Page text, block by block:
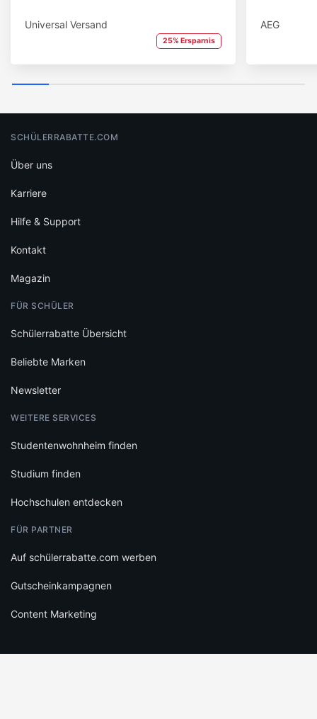
Universal Versand
25% Ersparnis
AEG
SCHÜLERRABATTE.COM
Über uns
Karriere
Hilfe & Support
Kontakt
Magazin
FÜR SCHÜLER
Schülerrabatte Übersicht
Beliebte Marken
Newsletter
WEITERE SERVICES
Studentenwohnheim finden
Studium finden
Hochschulen entdecken
FÜR PARTNER
Auf schülerrabatte.com werben
Gutscheinkampagnen
Content Marketing